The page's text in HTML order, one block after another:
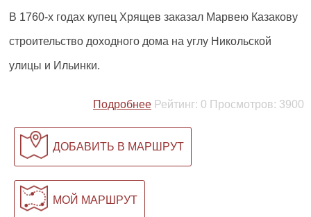
В 1760-х годах купец Хрящев заказал Марвею Казакову
строительство доходного дома на углу Никольской
улицы и Ильинки.
Подробнее Рейтинг: 0 Просмотров: 3900
ДОБАВИТЬ В МАРШРУТ
МОЙ МАРШРУТ